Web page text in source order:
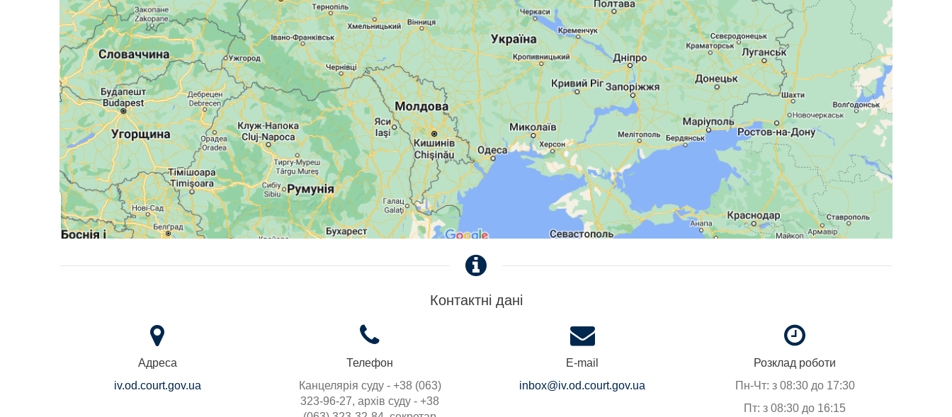
Контактні дані
Адреса
iv.od.court.gov.ua
Телефон
Канцелярія суду - +38 (063)
323-96-27, архів суду - +38
E-mail
inbox@iv.od.court.gov.ua
Розклад роботи
Пн-Чт: з 08:30 до 17:30
Пт: з 08:30 до 16:15